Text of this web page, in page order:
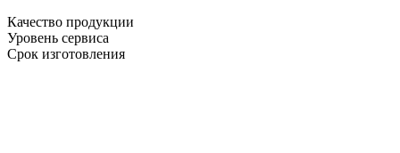
Качество продукции
Уровень сервиса
Срок изготовления